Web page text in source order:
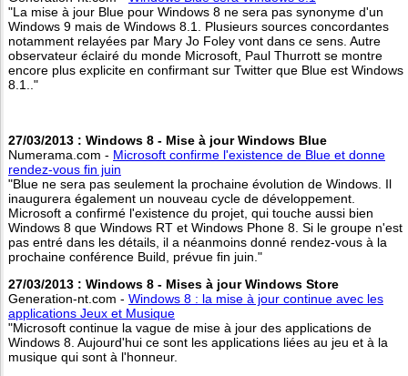
"La mise à jour Blue pour Windows 8 ne sera pas synonyme d'un
Windows 9 mais de Windows 8.1. Plusieurs sources concordantes
notamment relayées par Mary Jo Foley vont dans ce sens. Autre
observateur éclairé du monde Microsoft, Paul Thurrott se montre
encore plus explicite en confirmant sur Twitter que Blue est Windows
8.1.."
27/03/2013 : Windows 8 - Mise à jour Windows Blue
Numerama.com - Microsoft confirme l'existence de Blue et donne
rendez-vous fin juin
"Blue ne sera pas seulement la prochaine évolution de Windows. Il
inaugurera également un nouveau cycle de développement.
Microsoft a confirmé l'existence du projet, qui touche aussi bien
Windows 8 que Windows RT et Windows Phone 8. Si le groupe n'est
pas entré dans les détails, il a néanmoins donné rendez-vous à la
prochaine conférence Build, prévue fin juin."
27/03/2013 : Windows 8 - Mises à jour Windows Store
Generation-nt.com - Windows 8 : la mise à jour continue avec les
applications Jeux et Musique
"Microsoft continue la vague de mise à jour des applications de
Windows 8. Aujourd'hui ce sont les applications liées au jeu et à la
musique qui sont à l'honneur.